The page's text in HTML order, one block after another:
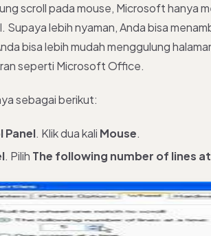
scroll pada mouse, Microsoft hanya
Supaya lebih nyaman, Anda bisa
bisa lebih mudah menggulung
seperti Microsoft Office.
sebagai berikut:
Panel. Klik dua kali Mouse.
. Pilih The following number of lines